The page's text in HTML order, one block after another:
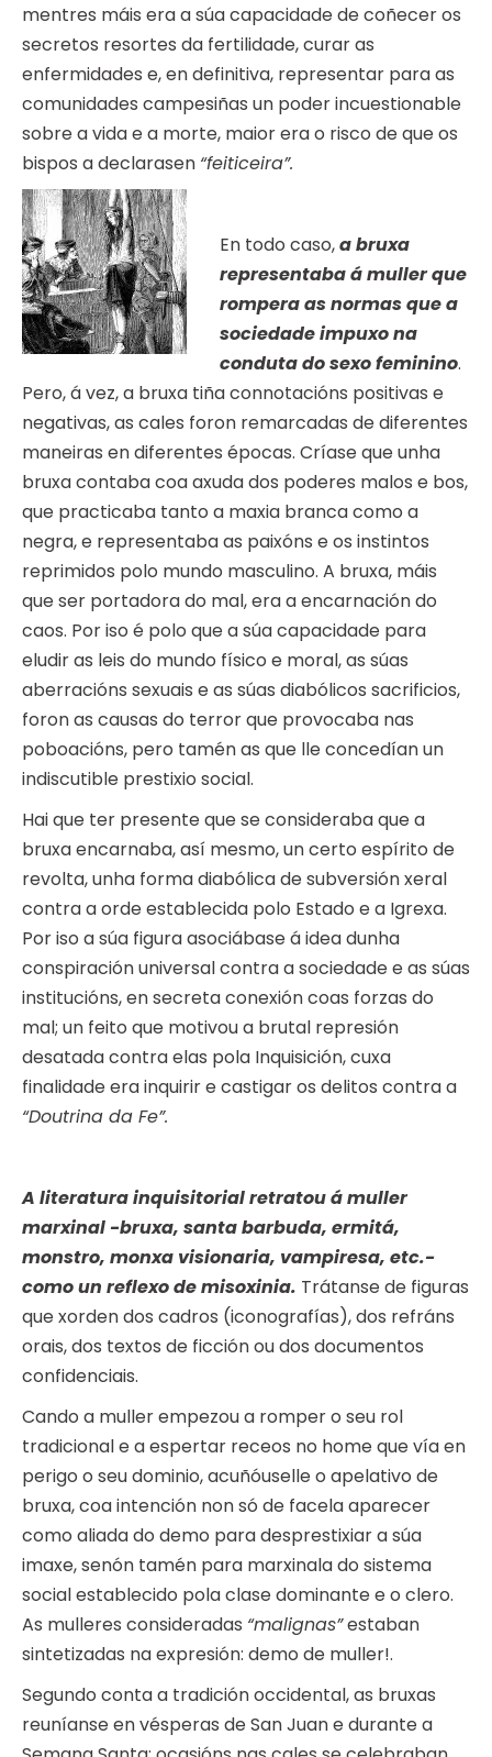
mentres máis era a súa capacidade de coñecer os
secretos resortes da fertilidade, curar as
enfermidades e, en definitiva, representar para as
comunidades campesiñas un poder incuestionable
sobre a vida e a morte, maior era o risco de que os
bispos a declarasen “feiticeira”.
En todo caso,a bruxa
representaba á muller que
rompera as normas que a
sociedade impuxo na
conduta do sexo feminino.
Pero, á vez, a bruxa tiña connotacións positivas e
negativas, as cales foron remarcadas de diferentes
maneiras en diferentes épocas. Críase que unha
bruxa contaba coa axuda dos poderes malos e bos,
que practicaba tanto a maxia branca como a
negra, e representaba as paixóns e os instintos
reprimidos polo mundo masculino. A bruxa, máis
que ser portadora do mal, era a encarnación do
caos. Por iso é polo que a súa capacidade para
eludir as leis do mundo físico e moral, as súas
aberracións sexuais e as súas diabólicos sacrificios,
foron as causas do terror que provocaba nas
poboacións, pero tamén as que lle concedían un
indiscutible prestixio social.
Hai que ter presente que se consideraba que a
bruxa encarnaba, así mesmo, un certo espírito de
revolta, unha forma diabólica de subversión xeral
contra a orde establecida polo Estado e a Igrexa.
Por iso a súa figura asociábase á idea dunha
conspiración universal contra a sociedade e as súas
institucións, en secreta conexión coas forzas do
mal; un feito que motivou a brutal represión
desatada contra elas pola Inquisición, cuxa
finalidade era inquirir e castigar os delitos contra a
“Doutrina da Fe”.
A literatura inquisitorial retratou á muller
marxinal -bruxa, santa barbuda, ermitá,
monstro, monxa visionaria, vampiresa, etc.-
como un reflexo de misoxinia. Trátanse de figuras
que xorden dos cadros (iconografías), dos refráns
orais, dos textos de ficción ou dos documentos
confidenciais.
Cando a muller empezou a romper o seu rol
tradicional e a espertar receos no home que vía en
perigo o seu dominio, acuñóuselle o apelativo de
bruxa, coa intención non só de facela aparecer
como aliada do demo para desprestixiar a súa
imaxe, senón tamén para marxinala do sistema
social establecido pola clase dominante e o clero.
As mulleres consideradas “malignas”estaban
sintetizadas na expresión: demo de muller!.
Segundo conta a tradición occidental, as bruxas
reuníanse en vésperas de San Juan e durante a